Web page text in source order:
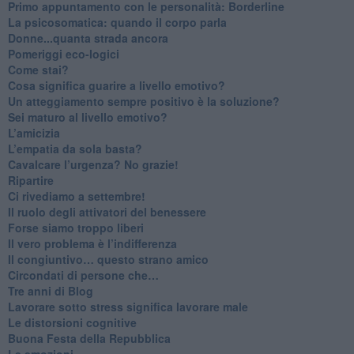
​Primo appuntamento con le personalità: Borderline
La psicosomatica: quando il corpo parla
Donne...quanta strada ancora
​Pomeriggi eco-logici
​Come stai?
Cosa significa guarire a livello emotivo?
​Un atteggiamento sempre positivo è la soluzione?
​Sei maturo al livello emotivo?
​L’amicizia
​L’empatia da sola basta?
​Cavalcare l’urgenza? No grazie!
Ripartire
​Ci rivediamo a settembre!
​Il ruolo degli attivatori del benessere
​Forse siamo troppo liberi
​Il vero problema è l’indifferenza
​Il congiuntivo… questo strano amico
​Circondati di persone che…
​Tre anni di Blog
​Lavorare sotto stress significa lavorare male
​Le distorsioni cognitive
​Buona Festa della Repubblica